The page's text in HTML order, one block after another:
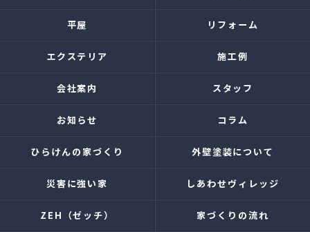
平屋 リフォーム
エクステリア 施工例
会社案内 スタッフ
お知らせ コラム
ひらけんの家づくり 外壁塗装について
災害に強い家 しあわせヴィレッジ
ZEH（ゼッチ） 家づくりの流れ